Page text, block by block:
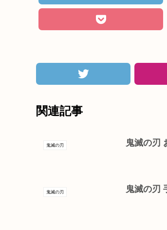
関連記事
鬼滅の刃 鬼滅の刃
鬼滅の刃 鬼滅の刃